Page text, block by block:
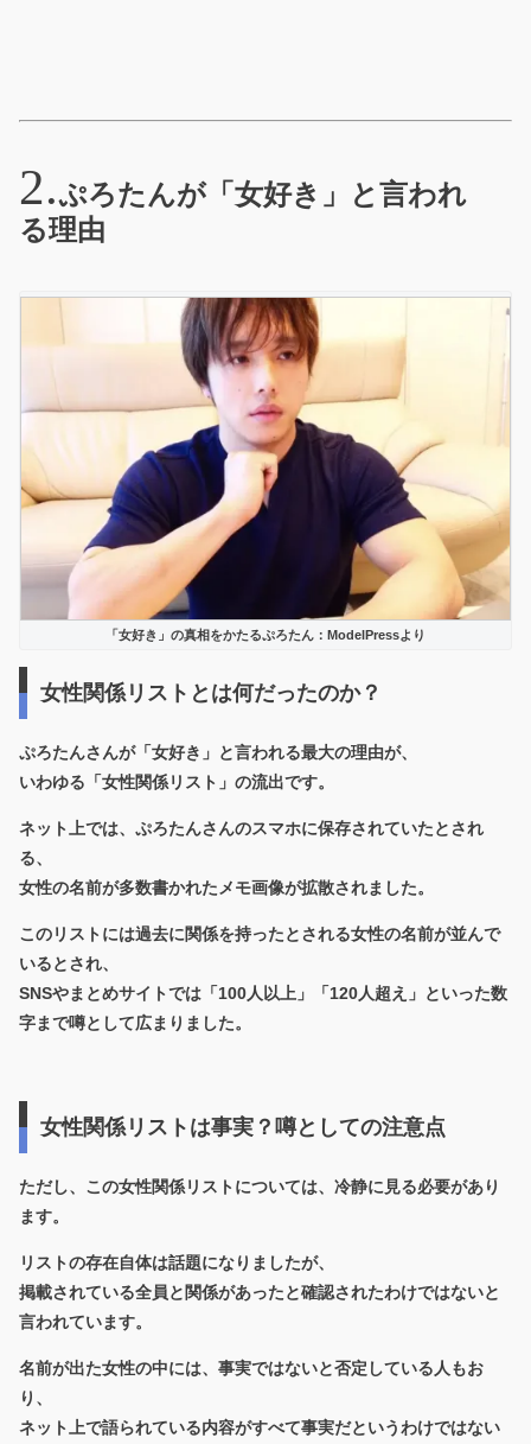
ぷろたんが「女好き」と言われ
る理由
「女好き」の真相をかたるぷろたん：ModelPressより
女性関係リストとは何だったのか？
ぷろたんさんが「女好き」と言われる最大の理由が、
いわゆる「女性関係リスト」の流出です。
ネット上では、ぷろたんさんのスマホに保存されていたとされ
る、
女性の名前が多数書かれたメモ画像が拡散されました。
このリストには過去に関係を持ったとされる女性の名前が並んで
いるとされ、
SNSやまとめサイトでは「100人以上」「120人超え」といった数
字まで噂として広まりました。
女性関係リストは事実？噂としての注意点
ただし、この女性関係リストについては、冷静に見る必要があり
ます。
リストの存在自体は話題になりましたが、
掲載されている全員と関係があったと確認されたわけではないと
言われています。
名前が出た女性の中には、事実ではないと否定している人もお
り、
ネット上で語られている内容がすべて事実だというわけではない